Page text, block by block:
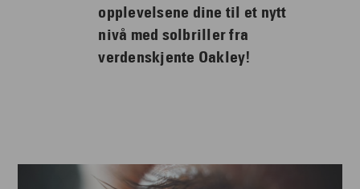
opplevelsene dine til et nytt
nivå med solbriller fra
verdenskjente Oakley!